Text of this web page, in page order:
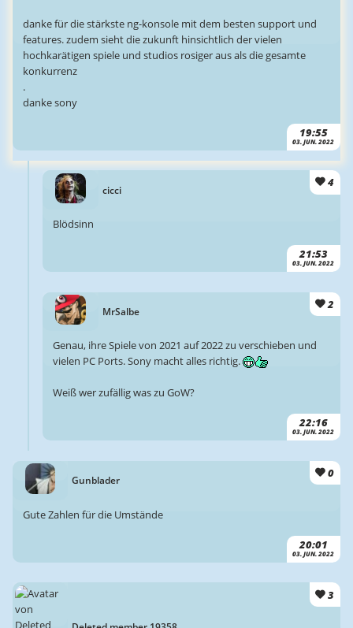
19:55
03. JUN. 2022
danke für die stärkste ng-konsole mit dem besten support und
features. zudem sieht die zukunft hinsichtlich der vielen
hochkarätigen spiele und studios rosiger aus als die gesamte
konkurrenz
.
danke sony
cicci
4
21:53
03. JUN. 2022
Blödsinn
MrSalbe
2
22:16
03. JUN. 2022
Genau, ihre Spiele von 2021 auf 2022 zu verschieben und
vielen PC Ports. Sony macht alles richtig.
Weiß wer zufällig was zu GoW?
Gunblader
0
20:01
03. JUN. 2022
Gute Zahlen für die Umstände
3